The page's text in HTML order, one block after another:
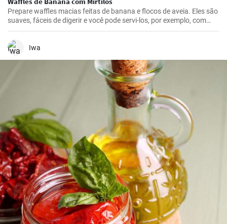
Prepare waffles macias feitas de banana e flocos de aveia. Eles são
suaves, fáceis de digerir e você pode servi-los, por exemplo, com
mirtilos frescos e xarope de mirtilo.
Iwa